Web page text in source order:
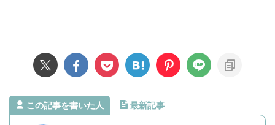
この記事を書いた人 最新記事